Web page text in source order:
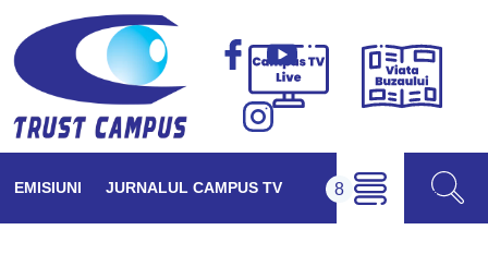
Campus
Viața
EMISIUNI JURNALUL CAMPUS TV